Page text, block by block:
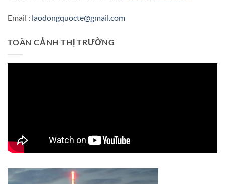
Email : laodongquocte@gmail.com
TOÀN CẢNH THỊ TRƯỜNG